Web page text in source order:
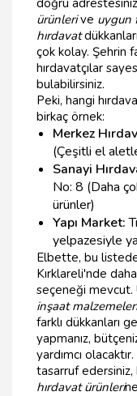
ürünlerive uygun
hırdavat
çok kolay. Şehrin
hırdavatçılar
bulabilirsiniz.
Peki, hangi
birkaç örnek:
Merkez
(Çeşitli el
Sanayi
No: 8 (Daha
ürünler)
Yapı Market:
yelpazesiyle
Elbette, bu
Kırklareli'nde
seçeneği mevcut.
inşaat malzemeleri
farklı dükkanları
yapmanız,
yardımcı
tasarruf edersiniz,
hırdavat ürünleri